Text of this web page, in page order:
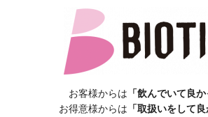
お客様からは 「飲んでいて良か
お得意様からは 「取扱いをして良